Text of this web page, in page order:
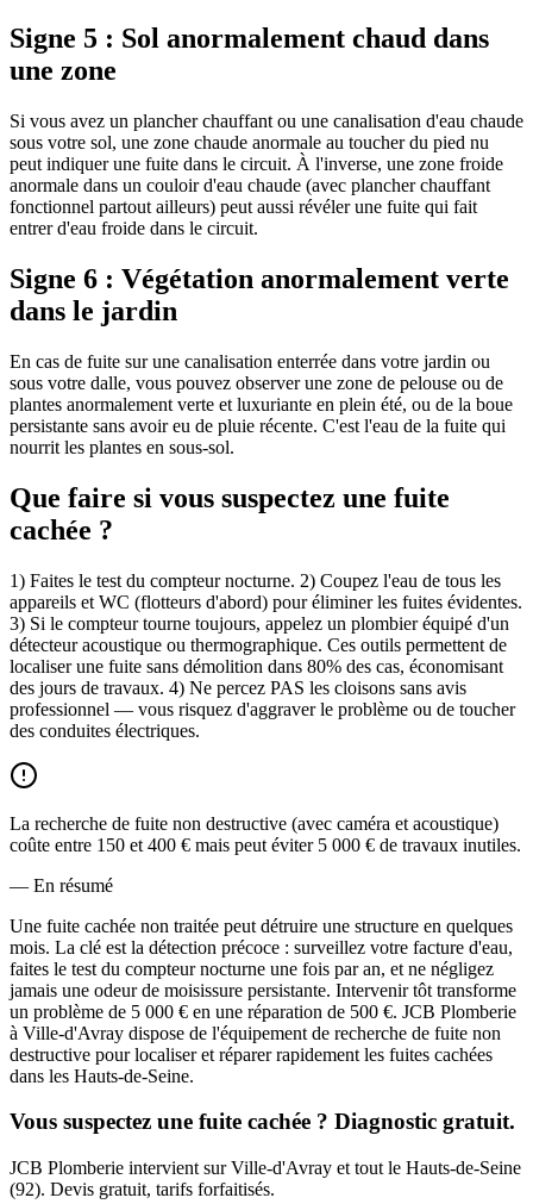
Signe 5 : Sol anormalement chaud dans
une zone
Si vous avez un plancher chauffant ou une canalisation d'eau chaude
sous votre sol, une zone chaude anormale au toucher du pied nu
peut indiquer une fuite dans le circuit. À l'inverse, une zone froide
anormale dans un couloir d'eau chaude (avec plancher chauffant
fonctionnel partout ailleurs) peut aussi révéler une fuite qui fait
entrer d'eau froide dans le circuit.
Signe 6 : Végétation anormalement verte
dans le jardin
En cas de fuite sur une canalisation enterrée dans votre jardin ou
sous votre dalle, vous pouvez observer une zone de pelouse ou de
plantes anormalement verte et luxuriante en plein été, ou de la boue
persistante sans avoir eu de pluie récente. C'est l'eau de la fuite qui
nourrit les plantes en sous-sol.
Que faire si vous suspectez une fuite
cachée ?
1) Faites le test du compteur nocturne. 2) Coupez l'eau de tous les
appareils et WC (flotteurs d'abord) pour éliminer les fuites évidentes.
3) Si le compteur tourne toujours, appelez un plombier équipé d'un
détecteur acoustique ou thermographique. Ces outils permettent de
localiser une fuite sans démolition dans 80% des cas, économisant
des jours de travaux. 4) Ne percez PAS les cloisons sans avis
professionnel — vous risquez d'aggraver le problème ou de toucher
des conduites électriques.
La recherche de fuite non destructive (avec caméra et acoustique)
coûte entre 150 et 400 € mais peut éviter 5 000 € de travaux inutiles.
— En résumé
Une fuite cachée non traitée peut détruire une structure en quelques
mois. La clé est la détection précoce : surveillez votre facture d'eau,
faites le test du compteur nocturne une fois par an, et ne négligez
jamais une odeur de moisissure persistante. Intervenir tôt transforme
un problème de 5 000 € en une réparation de 500 €. JCB Plomberie
à Ville-d'Avray dispose de l'équipement de recherche de fuite non
destructive pour localiser et réparer rapidement les fuites cachées
dans les Hauts-de-Seine.
Vous suspectez une fuite cachée ? Diagnostic gratuit.
JCB Plomberie intervient sur Ville-d'Avray et tout le Hauts-de-Seine
(92). Devis gratuit, tarifs forfaitisés.